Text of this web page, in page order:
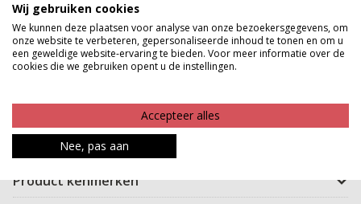
Deze ideale longtop kan van jou zijn! Met haar
comfortabele, tijdloze polyester stof en MAUDD
uitstraling is dit de ideale basic. Creëer geweldige
plezier van deze longtop. Door de kortere lengte van
de longtop kan ze bij iedereen verschillend vallen.
Welke stijl past bij jou?
Product kenmerken
Wij gebruiken cookies
We kunnen deze plaatsen voor analyse van onze bezoekersgegevens, om
onze website te verbeteren, gepersonaliseerde inhoud te tonen en om u
een geweldige website-ervaring te bieden. Voor meer informatie over de
cookies die we gebruiken opent u de instellingen.
Accepteer alles
Nee, pas aan